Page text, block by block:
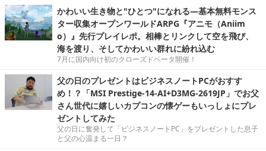
かわいい生き物と"ひとつ"になれる―基本無料モンス
ター収集オープンワールドARPG『アニモ（Aniim
o）』先行プレイレポ。相棒とリンクして空を飛び、
海を渡り、そしてかわいい群れに紛れ込む
7月に国内向け初のクローズドベータ開催！
父の日のプレゼントはビジネスノートPCがおすす
め！？「MSI Prestige-14-AI+D3MG-2619JP」でお父
さん世代に嬉しいカプコンの懐ゲーもいっしょにプレ
ゼントしてみた
父の日に奮発して「ビジネスノートPC」をプレゼントした息子
と父の心温まる一日？